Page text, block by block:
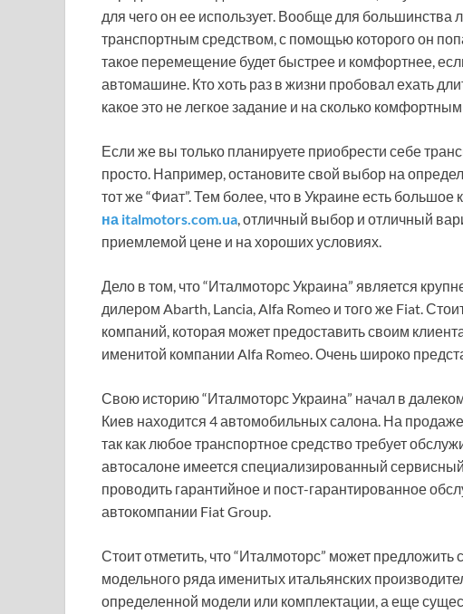
для чего он ее использует. Вообще для
транспортным средством, с помощью которого он
такое перемещение будет быстрее и комфортнее,
автомашине. Кто хоть раз в жизни пробовал ехать
какое это не легкое задание и на сколько
Если же вы только планируете приобрести себе
просто. Например, остановите свой выбор на
тот же “Фиат”. Тем более, что в Украине есть
на italmotors.com.ua, отличный выбор и отличный
приемлемой цене и на хороших условиях.
Дело в том, что “Италмоторс Украина” является
дилером Abarth, Lancia, Alfa Romeo и того же Fiat.
компаний, которая может предоставить своим
именитой компании Alfa Romeo. Очень широко
Свою историю “Италмоторс Украина” начал в
Киев находится 4 автомобильных салона. На
так как любое транспортное средство требует
автосалоне имеется специализированный
проводить гарантийное и пост-гарантированное
автокомпании Fiat Group.
Стоит отметить, что “Италмоторс” может
модельного ряда именитых итальянских
определенной модели или комплектации, а еще